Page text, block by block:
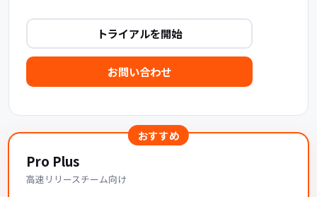
トライアルを開始
お問い合わせ
おすすめ
Pro Plus
高速リリースチーム向け